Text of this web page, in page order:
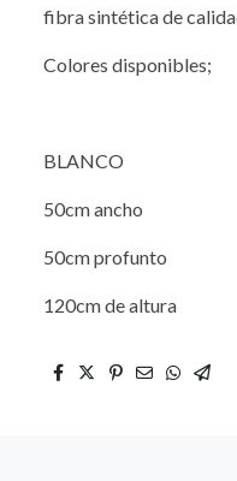
fibra sintética de
Colores disponibles;
BLANCO
50cm ancho
50cm profunto
120cm de altura